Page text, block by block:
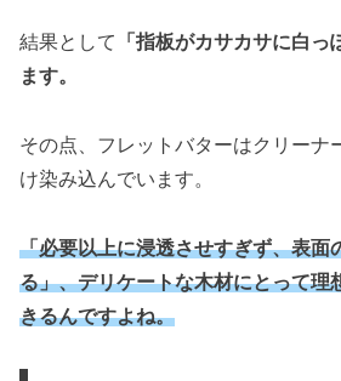
結果として
「指板がカサカサに白っ
ます。
その点、フレットバターはクリーナ
け染み込んでいます。
「必要以上に浸透させすぎず、表面
る」、デリケートな木材にとって理
きるんですよね。